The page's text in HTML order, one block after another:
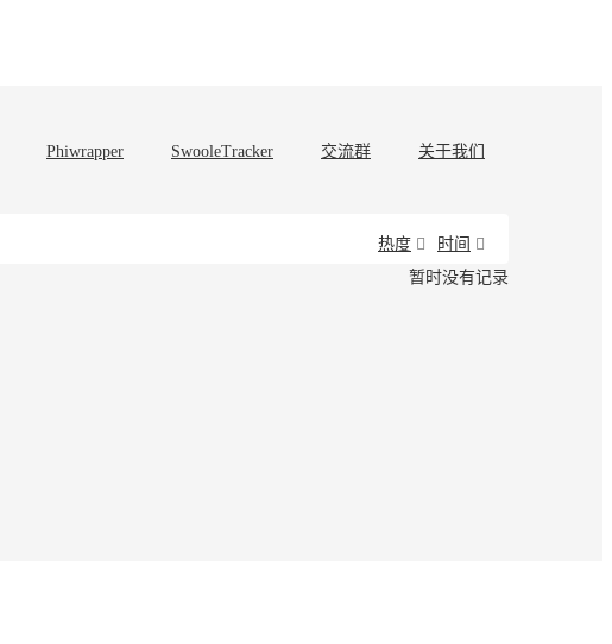
Phiwrapper SwooleTracker 交流群 关于我们
时间
热度
暂时没有记录